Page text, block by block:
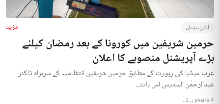
انٹرنیشنل مزید
حرمین شریفین میں کورونا کے بعد رمضان کیلئے
بڑے آپریشنل منصوبے کا اعلان
عرب میڈیا کی رپورٹ کے مطابق حرمین شریفین انتظامیہ کے سربراہ ڈاکٹر
عبدالرحمٰن السدیس اس بات...
4 years پہلے